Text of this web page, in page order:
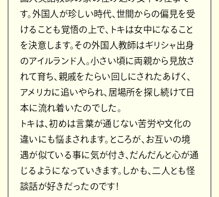
す。外国人が珍しい時代、世間からの偏見を受
けることも覚悟の上で、トキは女中になること
を決意します。その外国人教師はギリシャ出身
のアイルランド人。小さい頃に両親から見放さ
れて育ち、親戚をたらい回しにされたあげく、
アメリカに追いやられ、居場所を探し続けて日
本に流れ着いたのでした。
トキは、初めは言葉が通じない苦労や文化の
違いにも悩まされます。ところが、お互いの境
遇が似ている事に気が付き、だんだんと心が通
じるようになっていきます。しかも、二人とも怪
談話が好きだったのです！